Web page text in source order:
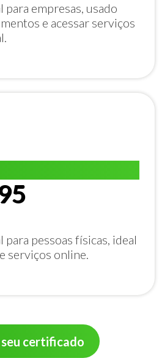
empresas, usado
e acessar serviços
pessoas físicas, ideal
serviços online.
certificado